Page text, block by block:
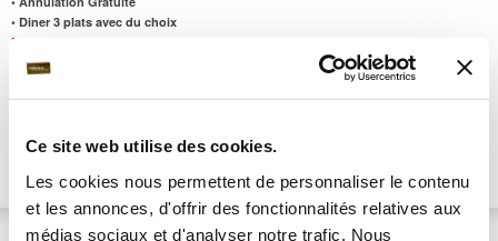
Ce site web utilise des cookies.
Les cookies nous permettent de personnaliser le contenu
et les annonces, d'offrir des fonctionnalités relatives aux
médias sociaux et d'analyser notre trafic. Nous
• Diner 3 plats avec du choix
Fermeture anuelle de l'hôtel le 12/11/2024
Saveurs & Traditions 1 nuit, 1 diner 3 plats, Petit déjeuner-22%
1 nuit à partir de
privatisé, Petit déjeuner-18%
122 €/pers